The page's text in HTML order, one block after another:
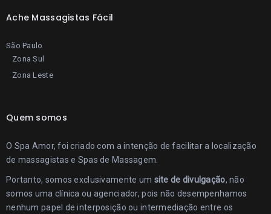
Ache Massagistas Fácil
São Paulo
Zona Sul
Zona Leste
Quem somos
O Spa Amor, foi criado com a intenção de facilitar a localização
de massagistas e Spas de Massagem.
Portanto, somos exclusivamente um site de divulgação, não
somos uma clínica ou agenciador, pois não desempenhamos
nenhum papel de interposição ou intermediação entre os